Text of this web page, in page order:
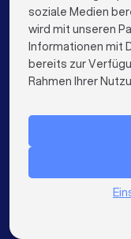
FÜR
Niederlande
soziale Medien
wird mit unseren
Informationen mit
bereits zur
Rahmen Ihrer